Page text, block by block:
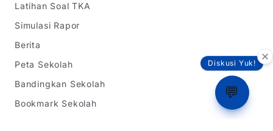
Diskusi Yuk!
💬
Latihan Soal TKA
Simulasi Rapor
Berita
Peta Sekolah
Bandingkan Sekolah
Bookmark Sekolah